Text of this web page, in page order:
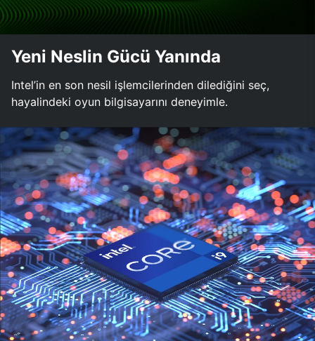
Yeni Neslin Gücü Yanında
Intel’in en son nesil işlemcilerinden dilediğini seç,
hayalindeki oyun bilgisayarını deneyimle.